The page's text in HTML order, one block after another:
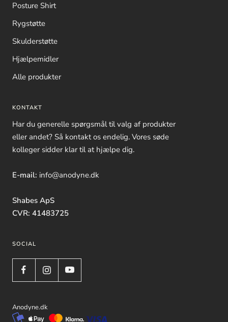
Posture Shirt
Rygstøtte
Skulderstøtte
Hjælpemidler
Alle produkter
KONTAKT
Har du generelle spørgsmål til valg af produkter
eller andet? Så kontakt os endelig. Vores søde
kolleger sidder klar til at hjælpe dig.
E-mail: info@anodyne.dk
Shabes ApS
CVR: 41483725
SOCIAL
Anodyne.dk